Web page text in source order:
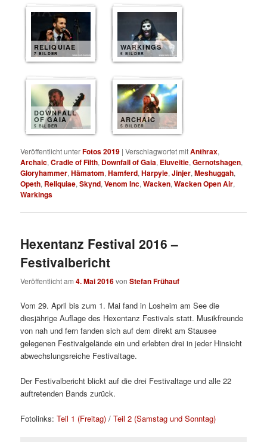
RELIQUIAE
7 BILDER
WARKINGS
5 BILDER
DOWNFALL
OF GAIA
5 BILDER
ARCHAIC
5 BILDER
Veröffentlicht unterFotos 2019 |Verschlagwortet mitAnthrax,
Archaic,Cradle of Filth, Downfall of Gaia, Eluveitie,Gernotshagen,
Gloryhammer,Hämatom,Hamferd,Harpyie,Jinjer,Meshuggah,
Opeth, Reliquiae,Skynd,Venom Inc,Wacken,Wacken Open Air,
Warkings
Hexentanz Festival 2016 –
Festivalbericht
Veröffentlicht am4. Mai 2016vonStefan Frühauf
Vom 29. April bis zum 1. Mai fand in Losheim am See die
diesjährige Auflage des Hexentanz Festivals statt. Musikfreunde
von nah und fern fanden sich auf dem direkt am Stausee
gelegenen Festivalgelände ein und erlebten drei in jeder Hinsicht
abwechslungsreiche Festivaltage.
Der Festivalbericht blickt auf die drei Festivaltage und alle 22
auftretenden Bands zurück.
Fotolinks:Teil 1 (Freitag) /Teil 2 (Samstag und Sonntag)